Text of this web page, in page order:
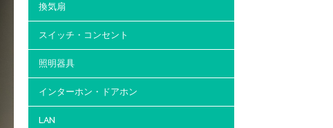
換気扇
スイッチ・コンセント
照明器具
インターホン・ドアホン
LAN